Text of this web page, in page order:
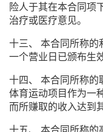
险人于其在本合同项
治疗或医疗意见。
十三、 本合同所称
一个营业日已颁布生
十四、 本合同所称
体育运动项目作为一
而所赚取的收入达到
十五、 本合同所称